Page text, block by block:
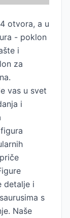
otvora, a u
- poklon
i
za
vas u svet
i
detalje i
s
Naše